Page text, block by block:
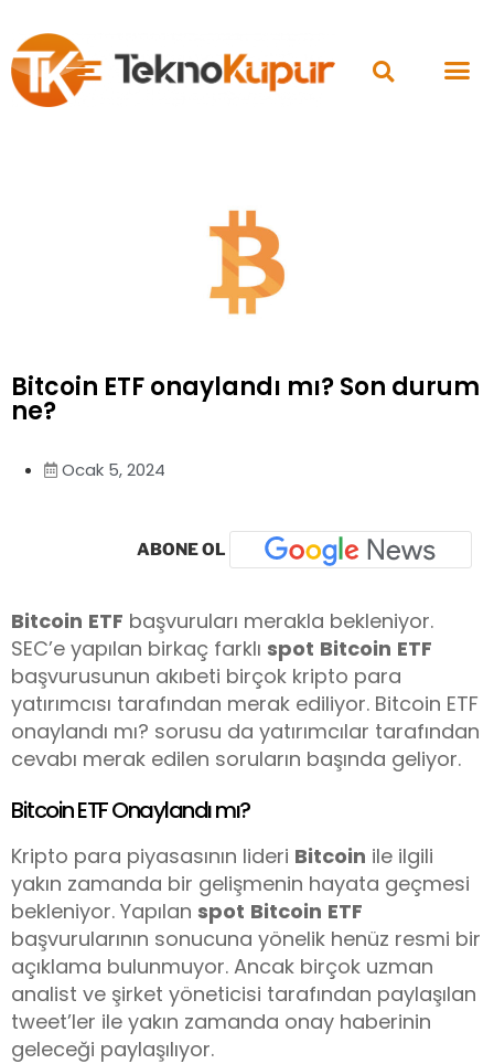
Bitcoin ETF onaylandı mı? Son durum
ne?
Ocak 5, 2024
ABONE OL
Bitcoin ETF başvuruları merakla bekleniyor.
SEC’e yapılan birkaç farklı spot Bitcoin ETF
başvurusunun akıbeti birçok kripto para
yatırımcısı tarafından merak ediliyor. Bitcoin ETF
onaylandı mı? sorusu da yatırımcılar tarafından
cevabı merak edilen soruların başında geliyor.
Bitcoin ETF Onaylandı mı?
Kripto para piyasasının lideri Bitcoin ile ilgili
yakın zamanda bir gelişmenin hayata geçmesi
bekleniyor. Yapılan spot Bitcoin ETF
başvurularının sonucuna yönelik henüz resmi bir
açıklama bulunmuyor. Ancak birçok uzman
analist ve şirket yöneticisi tarafından paylaşılan
tweet’ler ile yakın zamanda onay haberinin
geleceği paylaşılıyor.